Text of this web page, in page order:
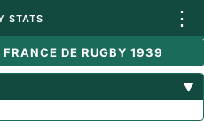
STATS ⋮
DE RUGBY 1939
▼